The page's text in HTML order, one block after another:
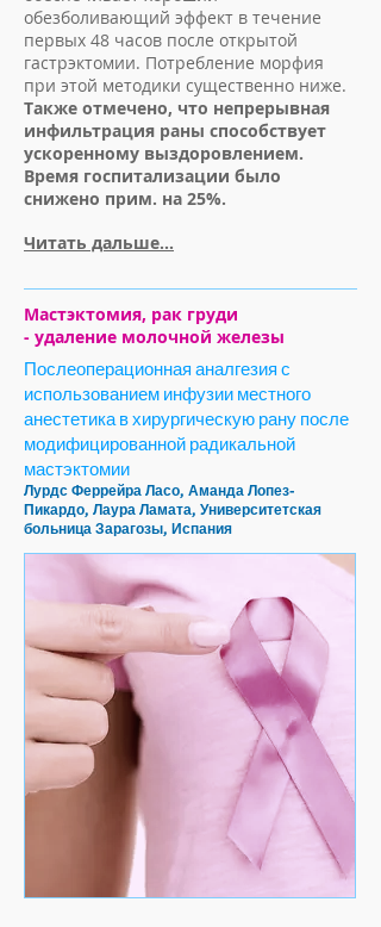
обезболивающий эффект в течение
первых 48 часов после открытой
гастрэктомии. Потребление морфия
при этой методики существенно ниже.
Также отмечено, что непрерывная
инфильтрация раны способствует
ускоренному выздоровлением.
Время госпитализации было
снижено прим. на 25%.
Читать дальше...
Послеоперационная аналгезия с
использованием инфузии местного
анестетика в хирургическую рану после
модифицированной радикальной
мастэктомии
Лурдс Феррейра Ласо, Аманда Лопез-
Пикардо, Лаура Ламата, Университетская
больница Зарагозы, Испания
Мастэктомия, рак груди
- удаление молочной железы